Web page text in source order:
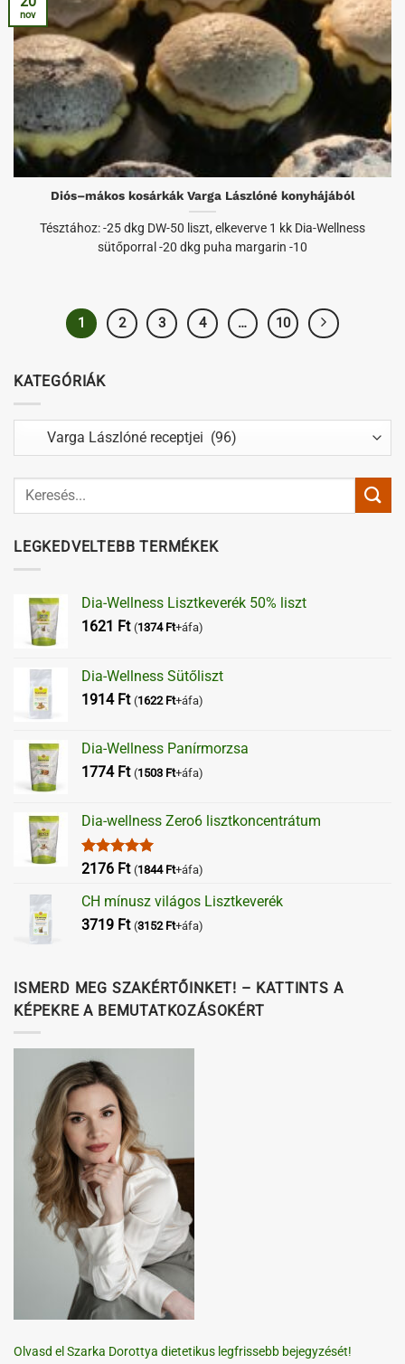
Diós–mákos kosárkák Varga Lászlóné konyhájából
Tésztához: -25 dkg DW-50 liszt, elkeverve 1 kk Dia-Wellness
sütőporral -20 dkg puha margarin -10
nov
1 2 3 4 … 10
KATEGÓRIÁK
Kategóriák
LEGKEDVELTEBB TERMÉKEK
Dia-Wellness Lisztkeverék 50% liszt
1621 Ft (1374 Ft+áfa)
Dia-Wellness Sütőliszt
1914 Ft (1622 Ft+áfa)
Dia-Wellness Panírmorzsa
1774 Ft (1503 Ft+áfa)
Dia-wellness Zero6 lisztkoncentrátum
Értékelés:
2176 Ft (1844 Ft+áfa)
CH mínusz világos Lisztkeverék
3719 Ft (3152 Ft+áfa)
ISMERD MEG SZAKÉRTŐINKET! – KATTINTS A
KÉPEKRE A BEMUTATKOZÁSOKÉRT
Olvasd el Szarka Dorottya dietetikus legfrissebb bejegyzését!